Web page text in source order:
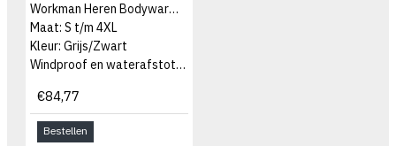
Workman Heren Bodywarmer
Maat: S t/m 4XL
Kleur: Grijs/Zwart
Windproof en waterafstotend
€84,77
Bestellen